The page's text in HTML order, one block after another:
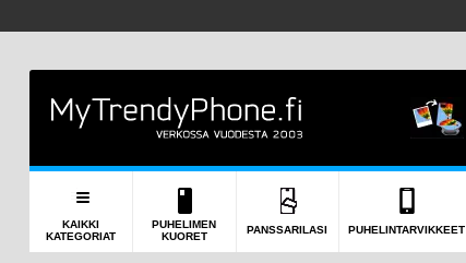
KAIKKI
KATEGORIAT
PUHELIMEN
KUORET
PANSSARILASI PUHELINTARVIKKEET